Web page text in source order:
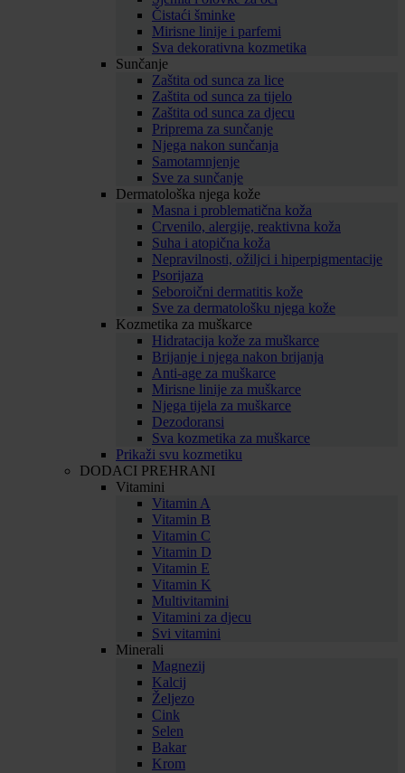
Čistaći šminke
Mirisne linije i parfemi
Sva dekorativna kozmetika
Sunčanje
Zaštita od sunca za lice
Zaštita od sunca za tijelo
Zaštita od sunca za djecu
Priprema za sunčanje
Njega nakon sunčanja
Samotamnjenje
Sve za sunčanje
Dermatološka njega kože
Masna i problematična koža
Crvenilo, alergije, reaktivna koža
Suha i atopična koža
Nepravilnosti, ožiljci i hiperpigmentacije
Psorijaza
Seboroični dermatitis kože
Sve za dermatološku njega kože
Kozmetika za muškarce
Hidratacija kože za muškarce
Brijanje i njega nakon brijanja
Anti-age za muškarce
Mirisne linije za muškarce
Njega tijela za muškarce
Dezodoransi
Sva kozmetika za muškarce
Prikaži svu kozmetiku
DODACI PREHRANI
Vitamini
Vitamin A
Vitamin B
Vitamin C
Vitamin D
Vitamin E
Vitamin K
Multivitamini
Vitamini za djecu
Svi vitamini
Minerali
Magnezij
Kalcij
Željezo
Cink
Selen
Bakar
Krom